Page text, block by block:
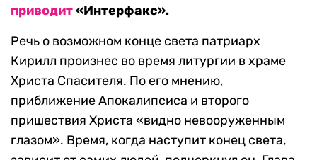
приводит«Интерфакс».
Речь о возможном конце света патриарх
Кирилл произнес во время литургии в храме
Христа Спасителя. По его мнению,
приближение Апокалипсиса и второго
пришествия Христа «видно невооруженным
глазом». Время, когда наступит конец света,